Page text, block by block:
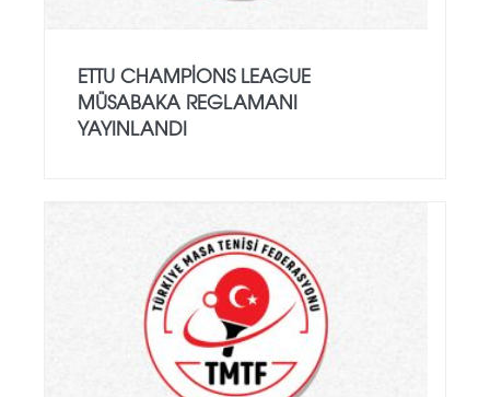
ETTU CHAMPIONS LEAGUE
MÜSABAKA REGLAMANI
YAYINLANDI